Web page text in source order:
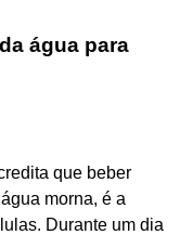
água para
que beber
morna, é a
Durante um dia